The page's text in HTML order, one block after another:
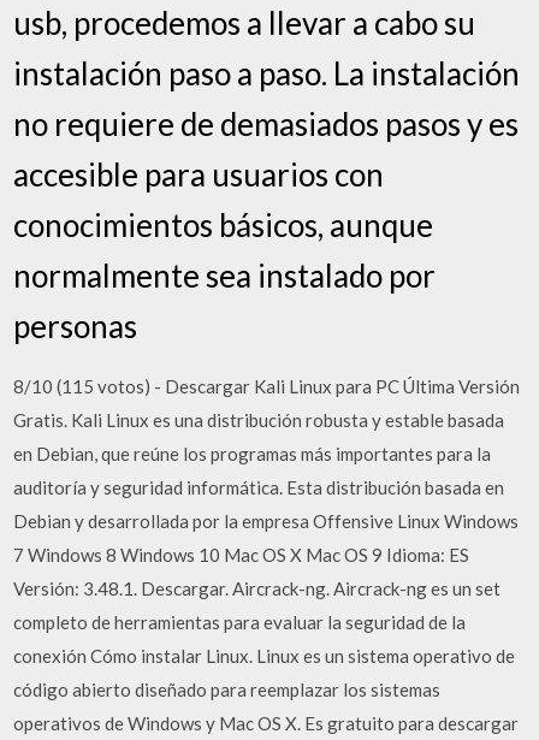
usb, procedemos a llevar a cabo su
instalación paso a paso. La instalación
no requiere de demasiados pasos y es
accesible para usuarios con
conocimientos básicos, aunque
normalmente sea instalado por
personas
8/10 (115 votos) - Descargar Kali Linux para PC Última Versión
Gratis. Kali Linux es una distribución robusta y estable basada
en Debian, que reúne los programas más importantes para la
auditoría y seguridad informática. Esta distribución basada en
Debian y desarrollada por la empresa Offensive Linux Windows
7 Windows 8 Windows 10 Mac OS X Mac OS 9 Idioma: ES
Versión: 3.48.1. Descargar. Aircrack-ng. Aircrack-ng es un set
completo de herramientas para evaluar la seguridad de la
conexión Cómo instalar Linux. Linux es un sistema operativo de
código abierto diseñado para reemplazar los sistemas
operativos de Windows y Mac OS X. Es gratuito para descargar